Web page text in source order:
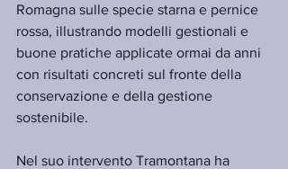
Romagna sulle specie starna e pernice
rossa, illustrando modelli gestionali e
buone pratiche applicate ormai da anni
con risultati concreti sul fronte della
conservazione e della gestione
sostenibile.
Nel suo intervento Tramontana ha